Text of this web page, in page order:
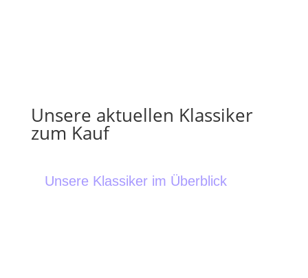
Unsere aktuellen Klassiker
zum Kauf
Unsere Klassiker im Überblick